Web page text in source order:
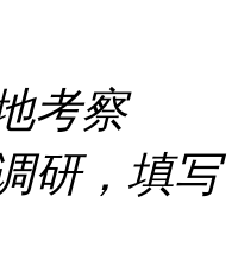
考察
研，填写